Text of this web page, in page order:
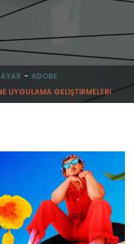
ADOBE
UYGULAMA GELIŞTIRMELERI